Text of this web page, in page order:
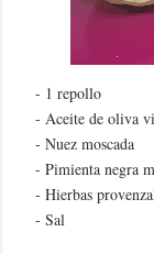
- 1 repollo
- Aceite de oliva
- Nuez moscada
- Pimienta negra
- Hierbas
- Sal